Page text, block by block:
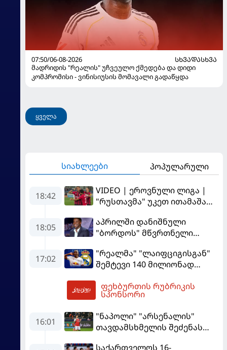
07:50/06-08-2026
ᲡᲮᲕᲐᲓᲐᲡᲮᲕᲐ
მადრიდის "რეალის" უჩვეულო ქმედება და დიდი
კომპრომისი - ვინისიუსის მომავალი გადაწყდა
ყველა
სიახლეები პოპულარული
18:42
VIDEO | ეროვნული ლიგა |
"რუსთავმა" უკეთ ითამაშა
მოიგო, "ტორპედომ" გვიან
გაიღვიძა...
18:05
აპრილში დანიშნული
"ბორდოს" მწვრთნელი
17:02
"რეალმა" "ლაიფციგისგან"
შემტევი 140 მილიონად
ფეხბურთის რუბრიკის
სპონსორი
16:01
"ნაპოლი" "არსენალის"
თავდამსხმელის შეძენას
საქართველოს 16-